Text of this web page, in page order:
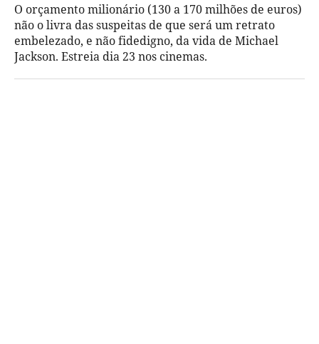
O orçamento milionário (130 a 170 milhões de euros)
não o livra das suspeitas de que será um retrato
embelezado, e não fidedigno, da vida de Michael
Jackson. Estreia dia 23 nos cinemas.